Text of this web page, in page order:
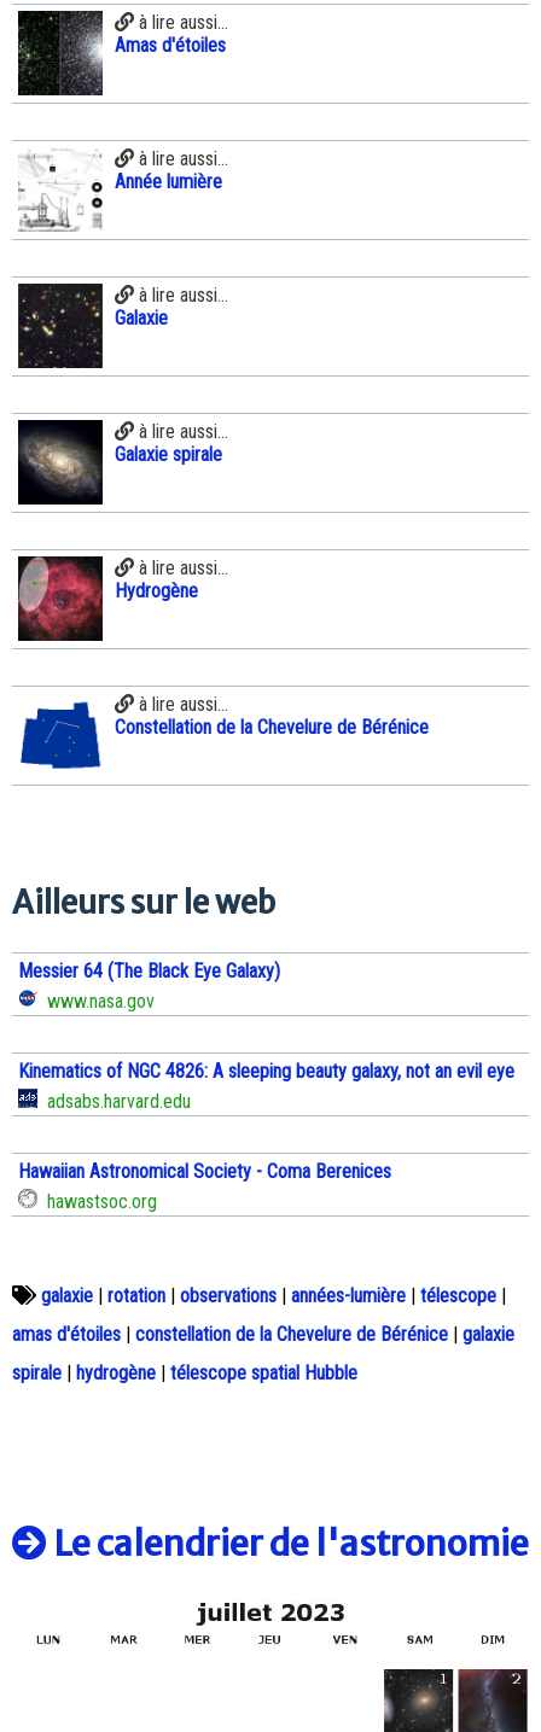
à lire aussi...
Amas d'étoiles
à lire aussi...
Année lumière
à lire aussi...
Galaxie
à lire aussi...
Galaxie spirale
à lire aussi...
Hydrogène
à lire aussi...
Constellation de la Chevelure de Bérénice
Ailleurs sur le web
Messier 64 (The Black Eye Galaxy)
www.nasa.gov
Kinematics of NGC 4826: A sleeping beauty galaxy, not an evil eye
adsabs.harvard.edu
Hawaiian Astronomical Society - Coma Berenices
hawastsoc.org
galaxie rotation observations années-lumière télescope
amas d'étoiles
constellation de la Chevelure de Bérénice
galaxie
spirale
hydrogène télescope spatial Hubble
Le calendrier de l'astronomie